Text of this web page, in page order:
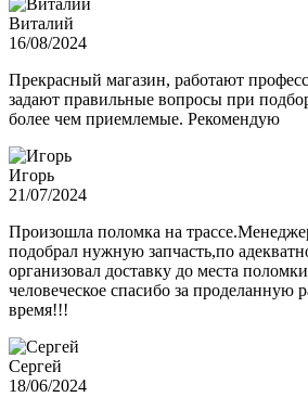
Виталий
16/08/2024
Прекрасный магазин, работают
задают правильные вопросы при
более чем приемлемые. Рекомендую
Игорь
21/07/2024
Произошла поломка на
подобрал нужную запчасть,по
организовал доставку до места
человеческое спасибо за проделанную
время!!!
Сергей
18/06/2024